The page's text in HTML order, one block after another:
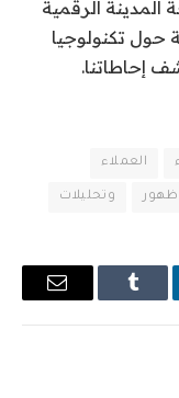
الرقمية
حول تكنولوجيا
إحاطاتنا.
العملاء
ظهور وتحليلات
Tumblr
البريد